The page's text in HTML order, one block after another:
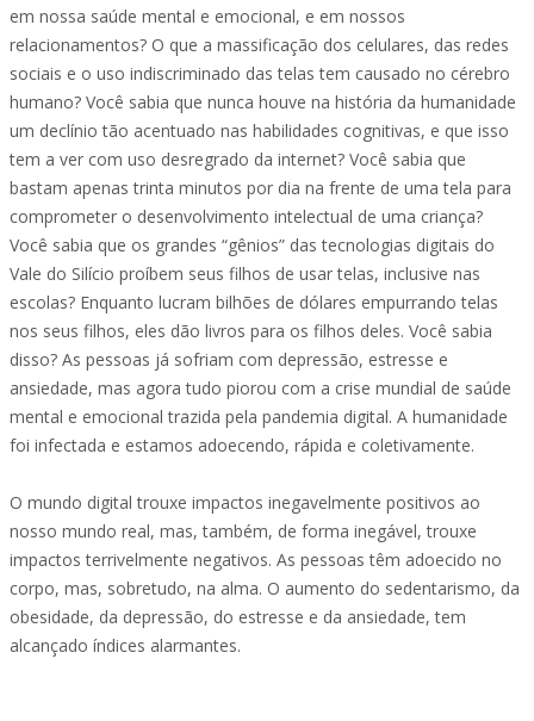
em nossa saúde mental e emocional, e em nossos
relacionamentos? O que a massificação dos celulares, das redes
sociais e o uso indiscriminado das telas tem causado no cérebro
humano? Você sabia que nunca houve na história da humanidade
um declínio tão acentuado nas habilidades cognitivas, e que isso
tem a ver com uso desregrado da internet? Você sabia que
bastam apenas trinta minutos por dia na frente de uma tela para
comprometer o desenvolvimento intelectual de uma criança?
Você sabia que os grandes “gênios” das tecnologias digitais do
Vale do Silício proíbem seus filhos de usar telas, inclusive nas
escolas? Enquanto lucram bilhões de dólares empurrando telas
nos seus filhos, eles dão livros para os filhos deles. Você sabia
disso? As pessoas já sofriam com depressão, estresse e
ansiedade, mas agora tudo piorou com a crise mundial de saúde
mental e emocional trazida pela pandemia digital. A humanidade
foi infectada e estamos adoecendo, rápida e coletivamente.
O mundo digital trouxe impactos inegavelmente positivos ao
nosso mundo real, mas, também, de forma inegável, trouxe
impactos terrivelmente negativos. As pessoas têm adoecido no
corpo, mas, sobretudo, na alma. O aumento do sedentarismo, da
obesidade, da depressão, do estresse e da ansiedade, tem
alcançado índices alarmantes.